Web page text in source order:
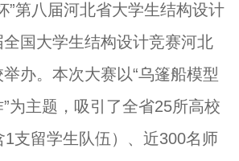
”第八届河北省大学生结构设计
国大学生结构设计竞赛河北
办。本次大赛以“乌篷船模型
为主题，吸引了全省25所高校
1支留学生队伍）、近300名师